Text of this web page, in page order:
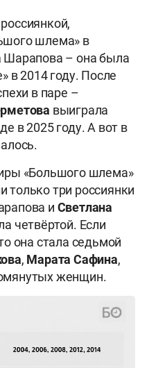
шлема» в
Шарапова – она была
в 2014 году. После
в паре –
выиграла
в 2025 году. А вот в
«Большого шлема»
три россиянки
и Светлана
четвёртой. Если
она стала седьмой
, Марата Сафина,
женщин.